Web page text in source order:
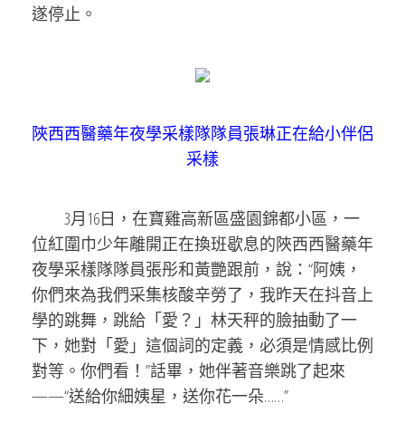
遂停止。
陜西西醫藥年夜學采樣隊隊員張琳正在給小伴侶
采樣
3月16日，在寶雞高新區盛園錦都小區，一
位紅圍巾少年離開正在換班歇息的陜西西醫藥年
夜學采樣隊隊員張彤和黃艷跟前，說：“阿姨，
你們來為我們采集核酸辛勞了，我昨天在抖音上
學的跳舞，跳給「愛？」林天秤的臉抽動了一
下，她對「愛」這個詞的定義，必須是情感比例
對等。你們看！”話畢，她伴著音樂跳了起來
——“送給你細姨星，送你花一朵……”